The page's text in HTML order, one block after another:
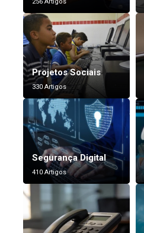
Projetos Sociais
330 Artigos
Segurança Digital
410 Artigos